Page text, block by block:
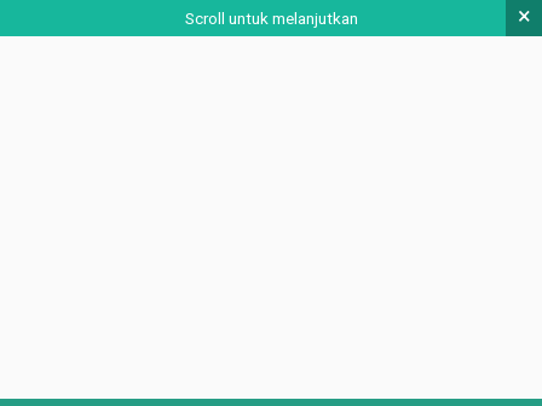
Scroll untuk melanjutkan ×